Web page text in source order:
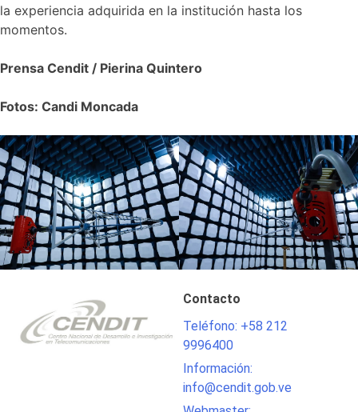
la experiencia adquirida en la institución hasta los
momentos.
Prensa Cendit / Pierina Quintero
Fotos: Candi Moncada
Contacto
Teléfono: +58 212
9996400
Información:
info@cendit.gob.ve